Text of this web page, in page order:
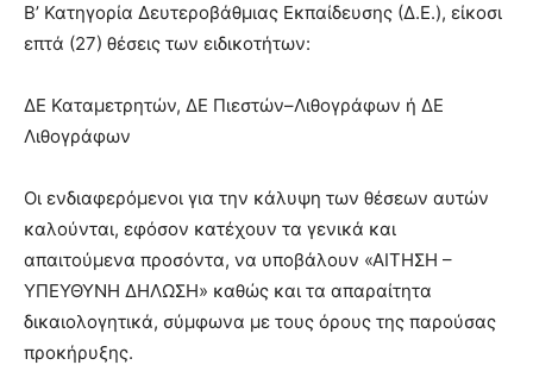
Β’ Κατηγορία Δευτεροβάθμιας Εκπαίδευσης (Δ.Ε.), είκοσι
επτά (27) θέσεις των ειδικοτήτων:
ΔΕ Καταμετρητών, ΔΕ Πιεστών–Λιθογράφων ή ΔΕ
Λιθογράφων
Οι ενδιαφερόμενοι για την κάλυψη των θέσεων αυτών
καλούνται, εφόσον κατέχουν τα γενικά και
απαιτούμενα προσόντα, να υποβάλουν «ΑΙΤΗΣΗ –
ΥΠΕΥΘΥΝΗ ΔΗΛΩΣΗ» καθώς και τα απαραίτητα
δικαιολογητικά, σύμφωνα με τους όρους της παρούσας
προκήρυξης.